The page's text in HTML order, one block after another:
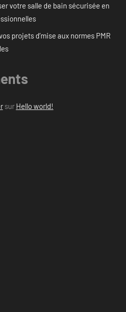
votre salle de bain sécurisée en
projets d’mise aux normes PMR
sur Hello world!